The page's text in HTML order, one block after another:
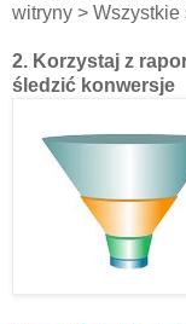
witryny > Wszystkie
2. Korzystaj z
śledzić konwersje